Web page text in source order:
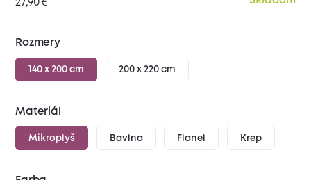
27,90€
Rozmery
140 x 200 cm 200 x 220 cm
Materiál
Mikroplyš Bavlna Flanel Krep